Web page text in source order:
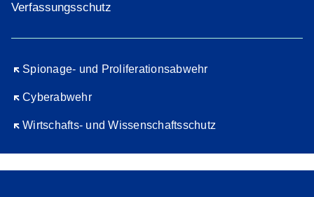
Verfassungsschutz
Spio­na­ge- und Proliferations­abwehr
Öffnet sich in einem neuen Fenster
Cy­be­r­ab­wehr
Öffnet sich in einem neuen Fenster
Wirt­schafts- und Wissenschafts­schutz
Öffnet sich in einem neuen Fenster